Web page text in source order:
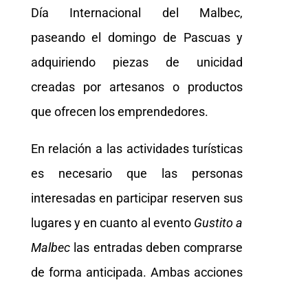
Día Internacional del Malbec,
paseando el domingo de Pascuas y
adquiriendo piezas de unicidad
creadas por artesanos o productos
que ofrecen los emprendedores.
En relación a las actividades turísticas
es necesario que las personas
interesadas en participar reserven sus
lugares y en cuanto al evento Gustito a
Malbec las entradas deben comprarse
de forma anticipada. Ambas acciones